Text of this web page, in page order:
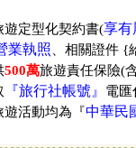
遊定型化契約書(享有
業執照 、相關證件
500萬旅遊責任保險(
『旅行社帳號』 電匯
遊活動均為『中華民